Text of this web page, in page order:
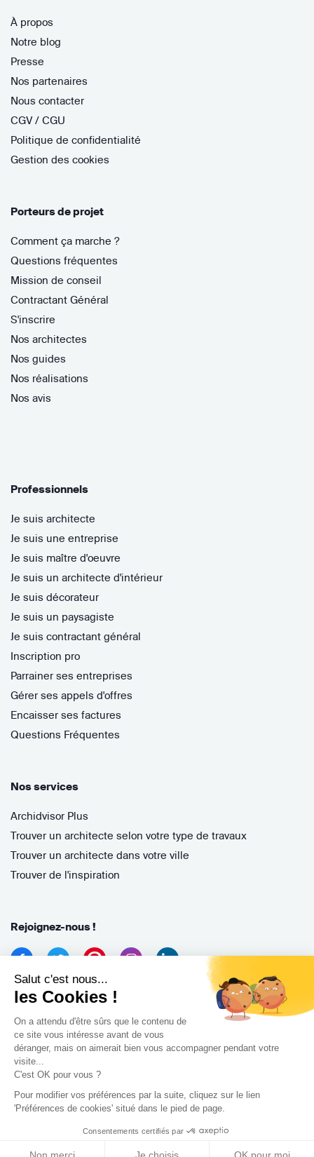
Salut c'est nous...
les Cookies !
On a attendu d'être sûrs que le contenu de
ce site vous intéresse avant de vous
déranger, mais on aimerait bien vous accompagner pendant votre
visite...
C'est OK pour vous ?
Pour modifier vos préférences par la suite, cliquez sur le lien
'Préférences de cookies' situé dans le pied de page.
Consentements certifiés par
À propos
Notre blog
Presse
Nos partenaires
Nous contacter
CGV / CGU
Politique de confidentialité
Gestion des cookies
Porteurs de projet
Comment ça marche ?
Questions fréquentes
Mission de conseil
Contractant Général
S'inscrire
Nos architectes
Nos guides
Nos réalisations
Nos avis
Professionnels
Je suis architecte
Je suis une entreprise
Je suis maître d'oeuvre
Je suis un architecte d'intérieur
Je suis décorateur
Je suis un paysagiste
Je suis contractant général
Inscription pro
Parrainer ses entreprises
Gérer ses appels d'offres
Encaisser ses factures
Questions Fréquentes
Nos services
Archidvisor Plus
Trouver un architecte selon votre type de travaux
Trouver un architecte dans votre ville
Trouver de l'inspiration
Rejoignez-nous !
Archidvisor
13 Rue des Cordeliers, 33000 Bordeaux, France
Copyright 2021